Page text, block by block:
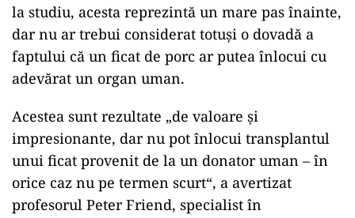
la studiu, acesta reprezintă un mare pas înainte,
dar nu ar trebui considerat totuși o dovadă a
faptului că un ficat de porc ar putea înlocui cu
adevărat un organ uman.
Acestea sunt rezultate „de valoare și
impresionante, dar nu pot înlocui transplantul
unui ficat provenit de la un donator uman – în
orice caz nu pe termen scurt“, a avertizat
profesorul Peter Friend, specialist în